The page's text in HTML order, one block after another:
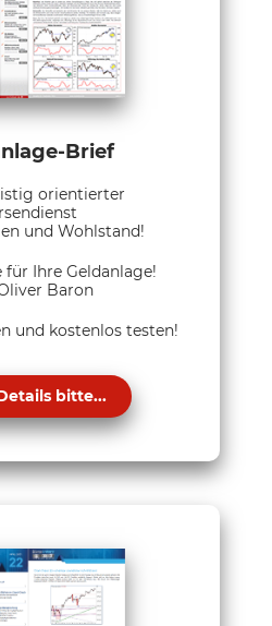
Brief
orientierter
und Wohlstand!
für Ihre Geldanlage!
Baron
und kostenlos testen!
bitte...